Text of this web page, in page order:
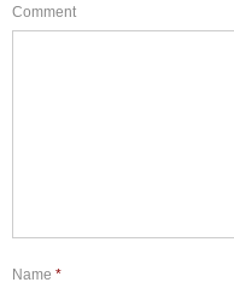
Comment
Name *